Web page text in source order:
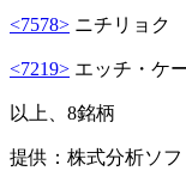
<7578> ニチ
<7219> エッチ
以上、8銘柄
提供：株式分析ソフ